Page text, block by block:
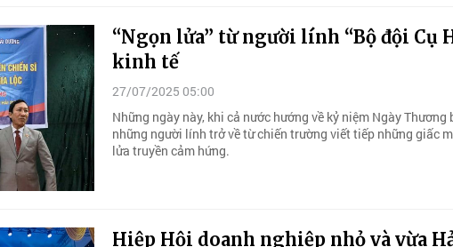
“Ngọn lửa” từ người lính “Bộ đội Cụ
kinh tế
27/07/2025 05:00
Những ngày này, khi cả nước hướng về kỷ niệm Ngày Thương
những người lính trở về từ chiến trường viết tiếp những giấc
lửa truyền cảm hứng.
Hiệp Hội doanh nghiệp nhỏ và vừa